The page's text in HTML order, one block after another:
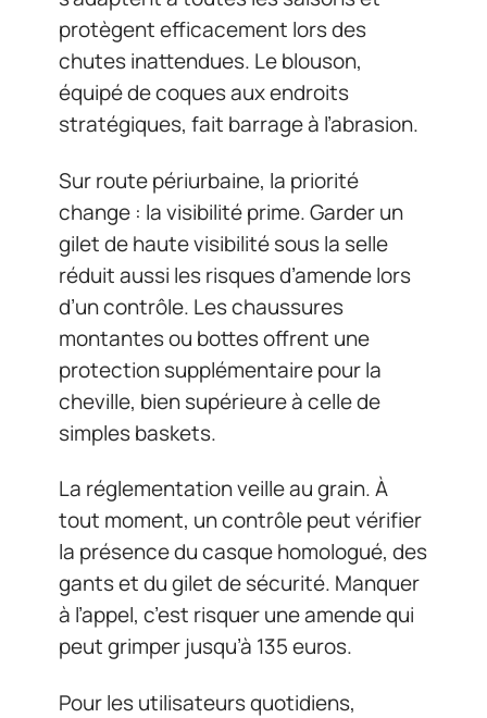
protègent efficacement lors des
chutes inattendues. Le blouson,
équipé de coques aux endroits
stratégiques, fait barrage à l’abrasion.
Sur route périurbaine, la priorité
change : la visibilité prime. Garder un
gilet de haute visibilité sous la selle
réduit aussi les risques d’amende lors
d’un contrôle. Les chaussures
montantes ou bottes offrent une
protection supplémentaire pour la
cheville, bien supérieure à celle de
simples baskets.
La réglementation veille au grain. À
tout moment, un contrôle peut vérifier
la présence du casque homologué, des
gants et du gilet de sécurité. Manquer
à l’appel, c’est risquer une amende qui
peut grimper jusqu’à 135 euros.
Pour les utilisateurs quotidiens,